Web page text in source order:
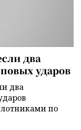
два
ударов
два
по